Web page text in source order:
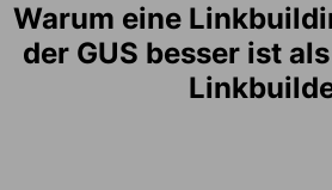
Warum eine
der GUS besser ist